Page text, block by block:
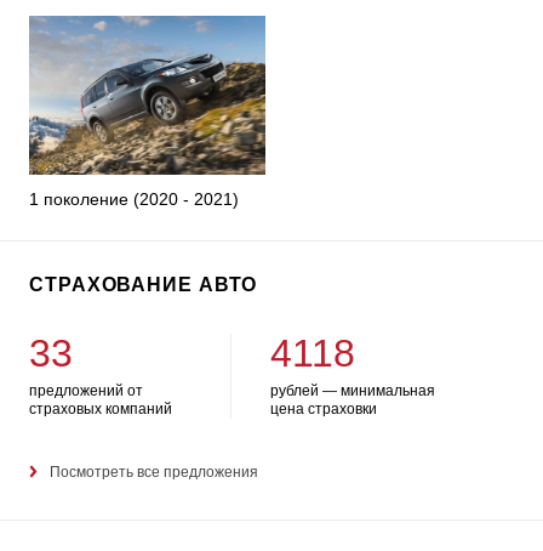
1 поколение (2020 - 2021)
СТРАХОВАНИЕ АВТО
33
предложений от
страховых компаний
4118
рублей — минимальная
цена страховки
Посмотреть все предложения